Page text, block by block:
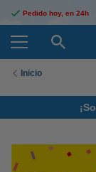
Pedido hoy, en 24h
Inicio